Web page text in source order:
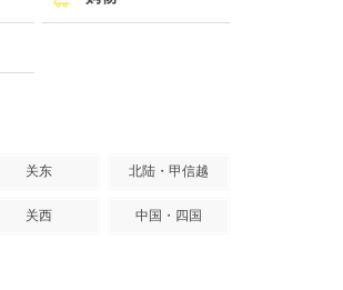
关东 北陆・甲信越
关西 中国・四国